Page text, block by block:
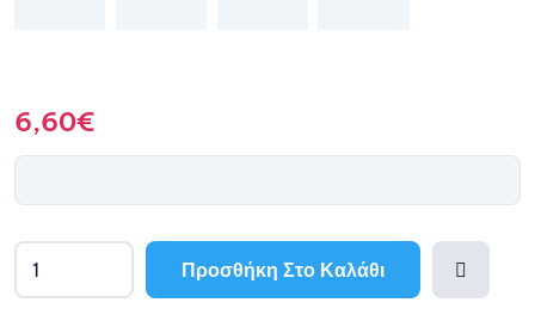
6,60€
Προσθήκη Στο Καλάθι